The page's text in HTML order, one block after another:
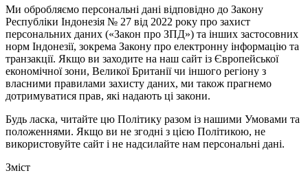
Ми обробляємо персональні дані відповідно до Закону
Республіки Індонезія № 27 від 2022 року про захист
персональних даних («Закон про ЗПД») та інших застосовних
норм Індонезії, зокрема Закону про електронну інформацію та
транзакції. Якщо ви заходите на наш сайт із Європейської
економічної зони, Великої Британії чи іншого регіону з
власними правилами захисту даних, ми також прагнемо
дотримуватися прав, які надають ці закони.
Будь ласка, читайте цю Політику разом із нашими Умовами та
положеннями. Якщо ви не згодні з цією Політикою, не
використовуйте сайт і не надсилайте нам персональні дані.
Зміст